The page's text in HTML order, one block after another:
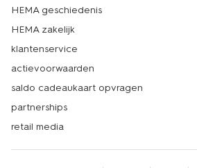
HEMA geschiedenis
HEMA zakelijk
klantenservice
actievoorwaarden
saldo cadeaukaart opvragen
partnerships
retail media